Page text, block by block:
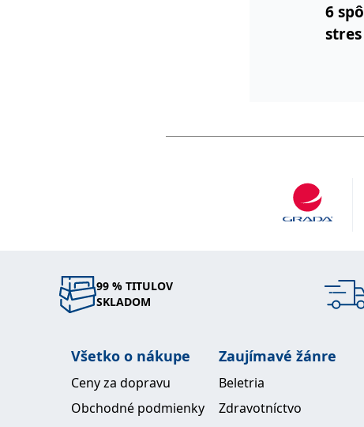
6
stres
99 % TITULOV
SKLADOM
Všetko o nákupe
Ceny za dopravu
Obchodné podmienky
Zaujímavé žánre
Beletria
Zdravotníctvo